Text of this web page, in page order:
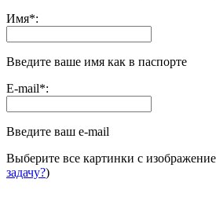
Имя*:
Введите ваше имя как в паспорте
E-mail*:
Введите ваш e-mail
Выберите все картинки с
задачу?)